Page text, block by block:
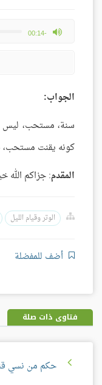
-00:14
max volume
الجواب:
سنة، مستحب، ليس
كونه يقنت مستحب،
المقدم: جزاكم الله
الوتر وقيام الليل
أضف للمفضلة
فتاوى ذات صلة
حكم من نسي